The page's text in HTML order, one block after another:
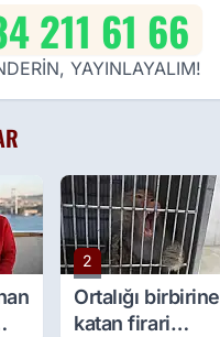
211 61 66
YAYINLAYALIM!
2
Ortalığı birbirine
katan firari